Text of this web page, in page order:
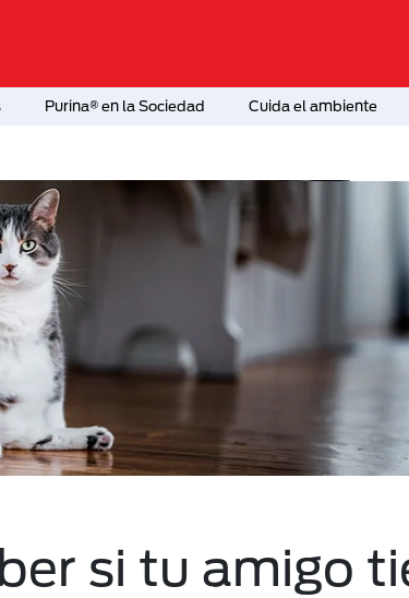
Purina® en la Sociedad Cuida el ambiente
si tu amigo